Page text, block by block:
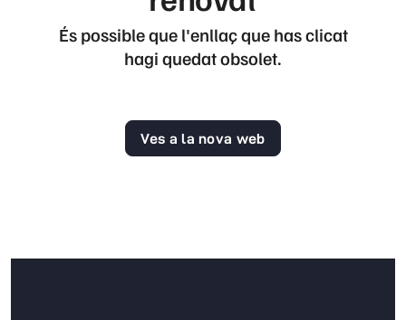
És possible que l'enllaç que has clicat
hagi quedat obsolet.
Ves a la nova web